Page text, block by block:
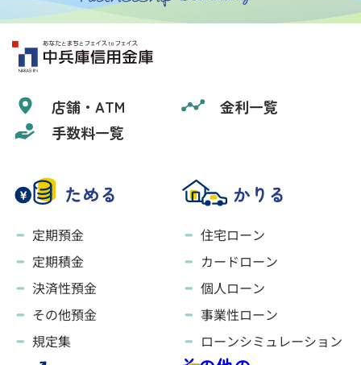
店舗・ATM
金利一覧
手数料一覧
ためる
定期預金
定期積金
決済性預金
その他預金
規定集
かりる
住宅ローン
カードローン
個人ローン
事業性ローン
ローンシミュレーション